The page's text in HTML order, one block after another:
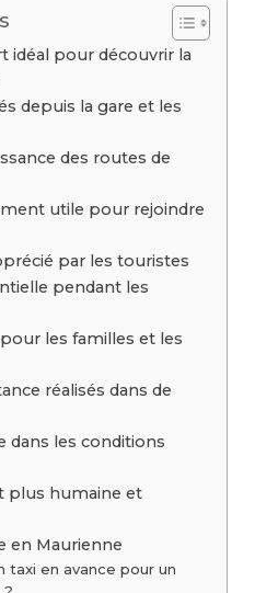
idéal pour découvrir la
depuis la gare et les
des routes de
utile pour rejoindre
par les touristes
pendant les
les familles et les
réalisés dans de
dans les conditions
plus humaine et
en Maurienne
taxi en avance pour un